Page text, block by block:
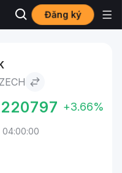
Đăng ký
to Koruna Czech
+3.66%
04:00:00